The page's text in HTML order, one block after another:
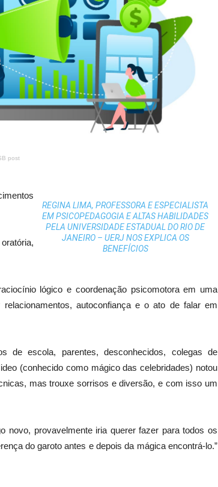
post
REGINA LIMA, PROFESSORA E ESPECIALISTA
EM PSICOPEDAGOGIA E ALTAS HABILIDADES
PELA UNIVERSIDADE ESTADUAL DO RIO DE
JANEIRO – UERJ NOS EXPLICA OS
BENEFÍCIOS
lógico e coordenação psicomotora em uma
autoconfiança e o ato de falar em
de escola, parentes, desconhecidos, colegas de
(conhecido como mágico das celebridades) notou
mas trouxe sorrisos e diversão, e com isso um
novo, provavelmente iria querer fazer para todos os
do garoto antes e depois da mágica encontrá-lo.”